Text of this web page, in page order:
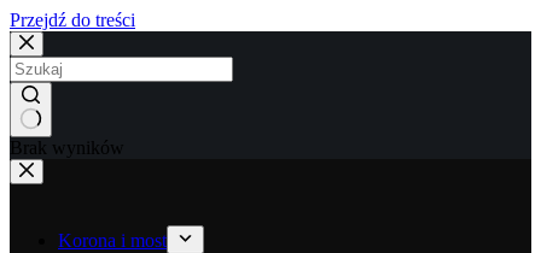
Przejdź do treści
Brak wyników
Korona i most